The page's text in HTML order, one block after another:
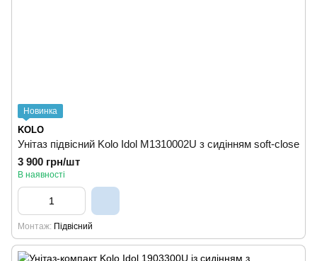
Новинка
KOLO
Унітаз підвісний Kolo Idol М1310002U з сидінням soft-close
3 900 грн/шт
В наявності
Монтаж Підвісний